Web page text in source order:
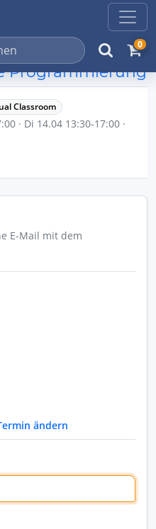
0
Programmierung
Classroom
· Di 14.04 13:30-17:00 ·
E-Mail mit dem
ändern